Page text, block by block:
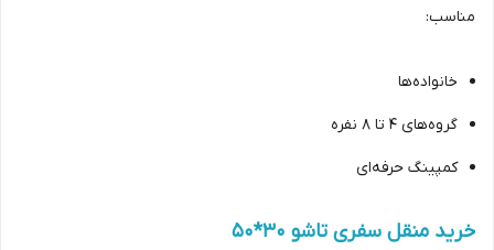
مناسب:
خانواده‌ها
گروه‌های 4 تا 8 نفره
کمپینگ حرفه‌ای
خرید منقل سفری تاشو 30*50